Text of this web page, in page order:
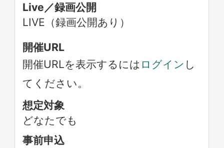
Live／録画公開
LIVE（録画公開あり）
開催URL
開催URLを表示するには ログイン し
てください。
想定対象
どなたでも
事前申込